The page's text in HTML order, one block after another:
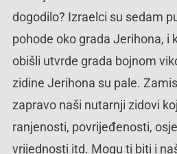
dogodilo? Izraelci su sedam
pohode oko grada Jerihona, i
obišli utvrde grada bojnom
zidine Jerihona su pale.
zapravo naši nutarnji zidovi
ranjenosti, povrijeđenosti,
vrijednosti itd. Mogu ti biti i